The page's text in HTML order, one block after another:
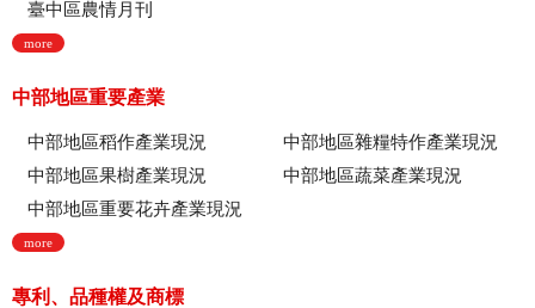
臺中區農情月刊
more
中部地區重要產業
中部地區稻作產業現況
中部地區雜糧特作產業現況
中部地區果樹產業現況
中部地區蔬菜產業現況
中部地區重要花卉產業現況
more
專利、品種權及商標